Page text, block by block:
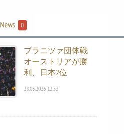
0
プラニツァ団体戦
オーストリアが勝
利、日本2位
28.03.2026 12:53